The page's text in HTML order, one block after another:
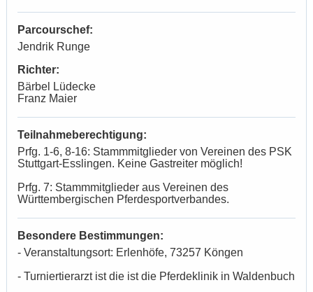
Parcourschef:
Jendrik Runge
Richter:
Bärbel Lüdecke
Franz Maier
Teilnahmeberechtigung:
Prfg. 1-6, 8-16: Stammmitglieder von Vereinen des PSK
Stuttgart-Esslingen. Keine Gastreiter möglich!
Prfg. 7: Stammmitglieder aus Vereinen des
Württembergischen Pferdesportverbandes.
Besondere Bestimmungen:
- Veranstaltungsort: Erlenhöfe, 73257 Köngen
- Turniertierarzt ist die ist die Pferdeklinik in Waldenbuch